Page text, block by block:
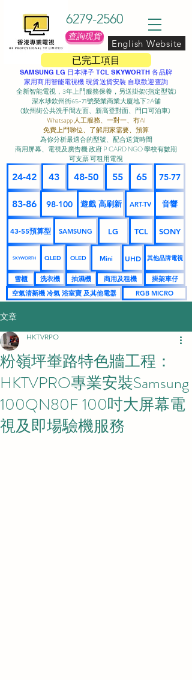
已完工項目
6279-2560
查詢現貨
English Website
SAMSUNG LG 日本牌子 TCL SKYWORTH 各品牌
家用商用智能電視機 現貨送貨安裝 自取歡迎查詢
全新智能電視，3年上門服務保養，另送掛架(指定型號)
深水埗欽州街65-71號榮業商業大廈地下2A舖
(欽州街公共洗手間左面、新高登對面、門口可泊車) ​
Whatsapp 人工服務、一對一、冇AI
免費上門睇位、了解用家需要、預算
為你分析最適合的型號、配合送貨時間
商用屏幕、電視及廣告機 政府 P CARD NGO 學校有數期
可支票 可租用電視
24-42 43 48-50 55 65 75-77
83-86 98-100 遊戲 高刷新 ART-TV 音響
43-55預算型 SAMSUNG LG TCL SONY
SKYWORTH QLED OLED Mini UHD 其他品牌電視
雪櫃 洗衣機 抽濕機 商用及租機
掛架車仔
空氣清新機 冷氣 浴室寶 及其他電器
RGB MICRO
文章
粉嶺坪輋路特色牆工程：
HKTVPRO專業安裝Samsung
100QN80F 100吋大屏幕電
視及即場驗機服務
HKTVRPO